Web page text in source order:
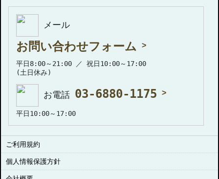
メール
お問い合わせフォーム
平日8:00～21:00 ／ 祝日10:00～17:00
(土日休み)
お電話 03-6880-1175
平日10:00～17:00
ご利用規約
個人情報保護方針